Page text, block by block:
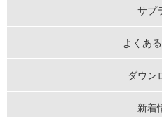
サプ
よくあ
ダウン
新着